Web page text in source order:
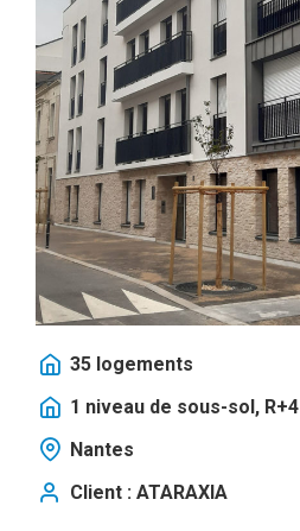
35 logements
1 niveau de sous-sol, R+4
Nantes
Client : ATARAXIA